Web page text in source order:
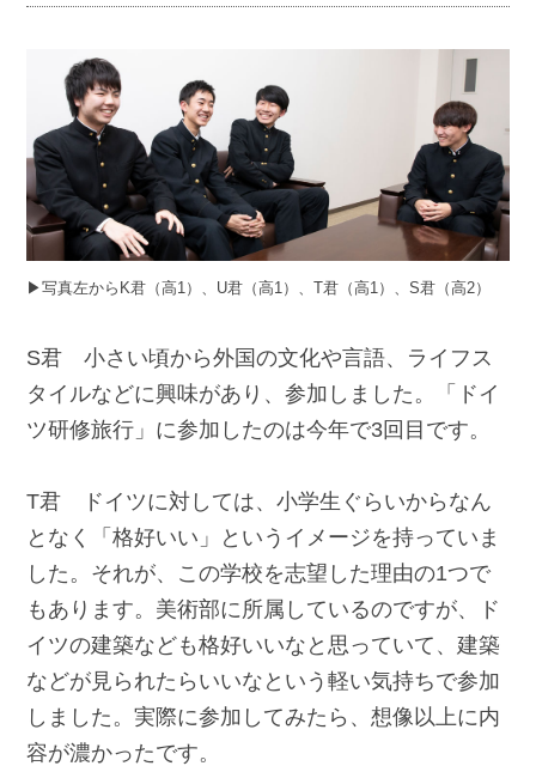
▶︎写真左からK君（高1）、U君（高1）、T君（高1）、S君（高2）
S君 小さい頃から外国の文化や言語、ライフス
タイルなどに興味があり、参加しました。「ドイ
ツ研修旅行」に参加したのは今年で3回目です。
T君 ドイツに対しては、小学生ぐらいからなん
となく「格好いい」というイメージを持っていま
した。それが、この学校を志望した理由の1つで
もあります。美術部に所属しているのですが、ド
イツの建築なども格好いいなと思っていて、建築
などが見られたらいいなという軽い気持ちで参加
しました。実際に参加してみたら、想像以上に内
容が濃かったです。